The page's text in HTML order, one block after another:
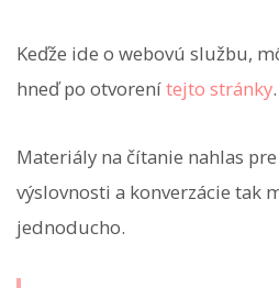
Keďže ide o webovú službu,
hneď po otvorenítejto stránky.
Materiály na čítanie nahlas
výslovnosti a konverzácie tak
jednoducho.